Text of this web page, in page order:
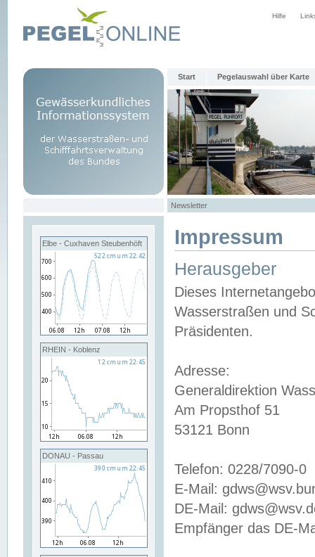
Hilfe
Start Pegelauswahl über Karte
Newsletter
Elbe - Cuxhaven Steubenhöft
RHEIN - Koblenz
DONAU - Passau
Impressum
Herausgeber
Dieses
Wasserstraßen und
Präsidenten.
Adresse:
Generaldirektion
Am Propsthof 51
53121 Bonn
Telefon: 0228/7090-0
E-Mail:
DE-Mail:
Empfänger das DE-